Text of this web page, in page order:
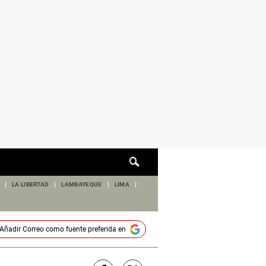
de
LA LIBERTAD LAMBAYEQUE LIMA
Correocomo fuente preferida en